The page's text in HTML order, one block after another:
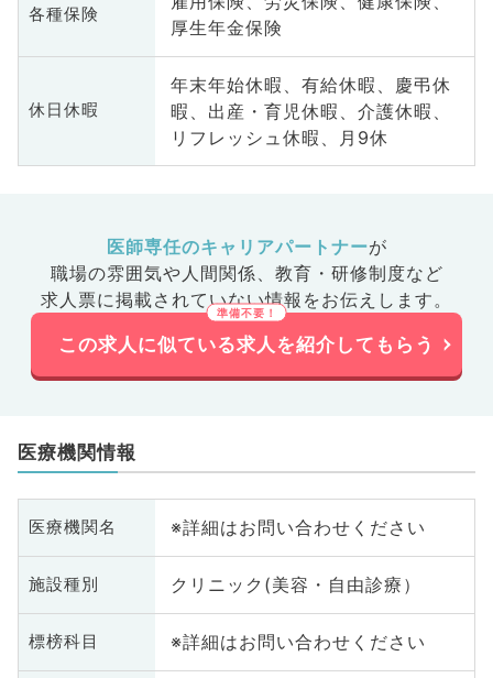
各種保険
厚生年金保険
休日休暇
年末年始休暇、有給休暇、慶弔休
暇、出産・育児休暇、介護休暇、
リフレッシュ休暇、月9休
医師専任のキャリアパートナーが
職場の雰囲気や人間関係、 教育・研修制度など
求人票に掲載されていない情報をお伝えします。
この求人に似ている求人を紹介してもらう
医療機関情報
医療機関名 ※詳細はお問い合わせください
施設種別 クリニック(美容・自由診療）
標榜科目 ※詳細はお問い合わせください